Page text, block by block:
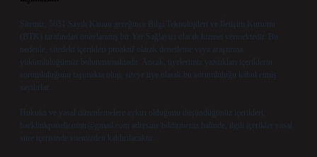
Sitemiz, 5651 Sayılı Kanun gereğince Bilgi Teknolojileri ve İletişim Kurumu
(BTK) tarafından onaylanmış bir Yer Sağlayıcı olarak hizmet vermektedir. Bu
nedenle, sitedeki içerikleri proaktif olarak denetleme veya araştırma
yükümlülüğümüz bulunmamaktadır. Ancak, üyelerimiz yazdıkları içeriklerin
sorumluluğunu taşımakta olup, siteye üye olarak bu sorumluluğu kabul etmiş
sayılırlar.
Hukuka ve yasal düzenlemelere aykırı olduğunu düşündüğünüz içerikleri,
backlinkpanelicomtr@gmail.com adresine bildirmeniz halinde, ilgili içerikler yasal
süre içerisinde sitemizden kaldırılacaktır.